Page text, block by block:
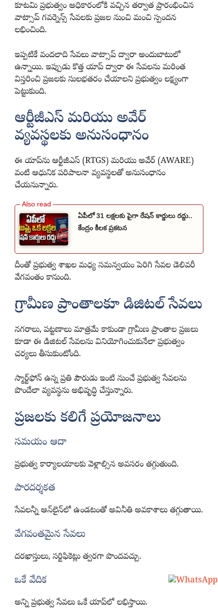
కూటమి ప్రభుత్వం అధికారంలోకి వచ్చిన తర్వాత ప్రారంభించిన
వాట్సాప్ గవర్నెన్స్ సేవలకు ప్రజల నుంచి మంచి స్పందన
లభించింది.
ఇప్పటికే వందలాది సేవలు వాట్సాప్ ద్వారా అందుబాటులో
ఉన్నాయి. ఇప్పుడు కొత్త యాప్ ద్వారా ఈ సేవలను మరింత
విస్తరించి ప్రజలకు సులభతరం చేయాలని ప్రభుత్వం లక్ష్యంగా
పెట్టుకుంది.
ఆర్టీజీఎస్ మరియు అవేర్
వ్యవస్థలకు అనుసంధానం
ఈ యాప్‌ను ఆర్టీజీఎస్ (RTGS) మరియు అవేర్ (AWARE)
వంటి ఆధునిక పరిపాలనా వ్యవస్థలతో అనుసంధానం
చేయనున్నారు.
ఏపీలో 31 లక్షలకు పైగా రేషన్ కార్డులు రద్దు..
కేంద్రం కీలక ప్రకటన
దీంతో ప్రభుత్వ శాఖల మధ్య సమన్వయం పెరిగి సేవల డెలివరీ
వేగవంతం కానుంది.
గ్రామీణ ప్రాంతాలకూ డిజిటల్ సేవలు
నగరాలు, పట్టణాలు మాత్రమే కాకుండా గ్రామీణ ప్రాంతాల ప్రజలు
కూడా ఈ డిజిటల్ సేవలను వినియోగించుకునేలా ప్రభుత్వం
చర్యలు తీసుకుంటోంది.
స్మార్ట్‌ఫోన్ ఉన్న ప్రతి పౌరుడు ఇంటి నుంచే ప్రభుత్వ సేవలను
పొందేలా వ్యవస్థను అభివృద్ధి చేస్తున్నారు.
ప్రజలకు కలిగే ప్రయోజనాలు
సమయం ఆదా
ప్రభుత్వ కార్యాలయాలకు వెళ్లాల్సిన అవసరం తగ్గుతుంది.
పారదర్శకత
సేవలన్నీ ఆన్‌లైన్‌లో ఉండటంతో అవినీతి అవకాశాలు తగ్గుతాయి.
వేగవంతమైన సేవలు
దరఖాస్తులు, సర్టిఫికెట్లు త్వరగా పొందవచ్చు.
ఒకే వేదిక
అన్ని ప్రభుత్వ సేవలు ఒకే యాప్‌లో లభిస్తాయి.